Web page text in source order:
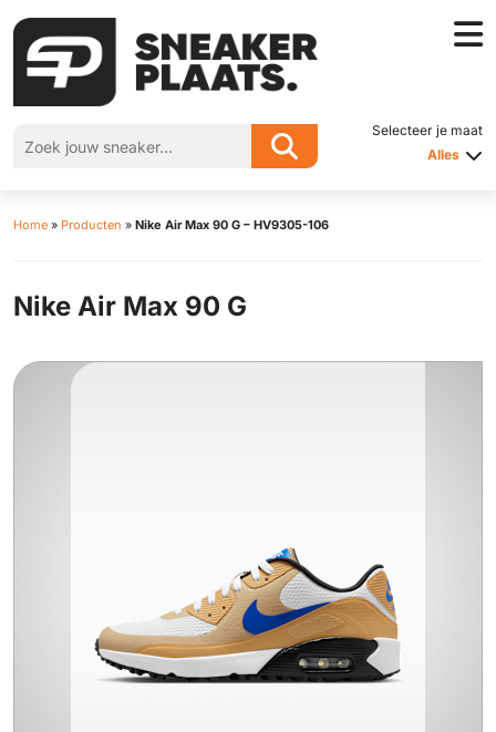
Selecteer je maat
Alles
Home » Producten » Nike Air Max 90 G – HV9305-106
Nike Air Max 90 G